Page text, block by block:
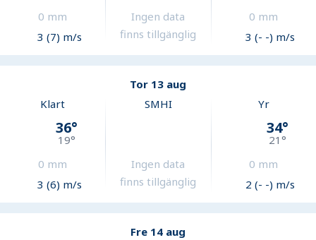
0 mm
3 (7) m/s
Ingen data
finns tillgänglig
0 mm
3 (- -) m/s
Tor 13 aug
Klart
36°
19°
0 mm
3 (6) m/s
SMHI
Ingen data
finns tillgänglig
Yr
34°
21°
0 mm
2 (- -) m/s
Fre 14 aug